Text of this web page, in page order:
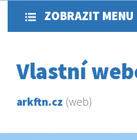
ZOBRAZIT MENU
Vlastní
arkftn.cz (web)